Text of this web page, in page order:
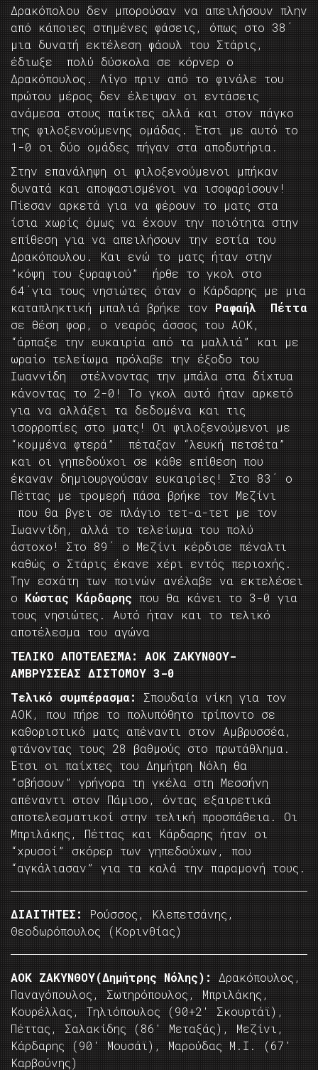
Δρακόπολου δεν μπορούσαν να απειλήσουν πλην
από κάποιες στημένες φάσεις, όπως στο 38΄
μια δυνατή εκτέλεση φάουλ του Στάρις,
έδιωξε πολύ δύσκολα σε κόρνερ ο
Δρακόπουλος. Λίγο πριν από το φινάλε του
πρώτου μέρος δεν έλειψαν οι εντάσεις
ανάμεσα στους παίκτες αλλά και στον πάγκο
της φιλοξενούμενης ομάδας. Έτσι με αυτό το
1-0 οι δύο ομάδες πήγαν στα αποδυτήρια.
Στην επανάληψη οι φιλοξενούμενοι μπήκαν
δυνατά και αποφασισμένοι να ισοφαρίσουν!
Πίεσαν αρκετά για να φέρουν το ματς στα
ίσια χωρίς όμως να έχουν την ποιότητα στην
επίθεση για να απειλήσουν την εστία του
Δρακόπουλου. Και ενώ το ματς ήταν στην
“κόψη του ξυραφιού” ήρθε το γκολ στο
64΄για τους νησιώτες όταν ο Κάρδαρης με μια
καταπληκτική μπαλιά βρήκε τον Ραφαήλ Πέττα
σε θέση φορ, ο νεαρός άσσος του ΑΟΚ,
“άρπαξε την ευκαιρία από τα μαλλιά” και με
ωραίο τελείωμα πρόλαβε την έξοδο του
Ιωαννίδη στέλνοντας την μπάλα στα δίχτυα
κάνοντας το 2-0! Το γκολ αυτό ήταν αρκετό
για να αλλάξει τα δεδομένα και τις
ισορροπίες στο ματς! Οι φιλοξενούμενοι με
“κομμένα φτερά” πέταξαν “λευκή πετσέτα”
και οι γηπεδούχοι σε κάθε επίθεση που
έκαναν δημιουργούσαν ευκαιρίες! Στο 83΄ ο
Πέττας με τρομερή πάσα βρήκε τον Μεζίνι
που θα βγει σε πλάγιο τετ-α-τετ με τον
Ιωαννίδη, αλλά το τελείωμα του πολύ
άστοχο! Στο 89΄ ο Μεζίνι κέρδισε πέναλτι
καθώς ο Στάρις έκανε χέρι εντός περιοχής.
Την εσχάτη των ποινών ανέλαβε να εκτελέσει
ο Κώστας Κάρδαρης που θα κάνει το 3-0 για
τους νησιώτες. Αυτό ήταν και το τελικό
αποτέλεσμα του αγώνα
ΤΕΛΙΚΟ ΑΠΟΤΕΛΕΣΜΑ: ΑΟΚ ΖΑΚΥΝΘΟΥ-
ΑΜΒΡΥΣΣΕΑΣ ΔΙΣΤΟΜΟΥ 3-0
Τελικό συμπέρασμα:
Σπουδαία νίκη για τον
ΑΟΚ, που πήρε το πολυπόθητο τρίποντο σε
καθοριστικό ματς απέναντι στον Αμβρυσσέα,
φτάνοντας τους 28 βαθμούς στο πρωτάθλημα.
Έτσι οι παίχτες του Δημήτρη Νόλη θα
“σβήσουν” γρήγορα τη γκέλα στη Μεσσήνη
απέναντι στον Πάμισο, όντας εξαιρετικά
αποτελεσματικοί στην τελική προσπάθεια. Οι
Μπριλάκης, Πέττας και Κάρδαρης ήταν οι
“χρυσοί” σκόρερ των γηπεδούχων, που
“αγκάλιασαν” για τα καλά την παραμονή τους.
ΔΙΑΙΤΗΤΕΣ:
Ρούσσος, Κλεπετσάνης,
Θεοδωρόπουλος (Κορινθίας)
ΑΟΚ ΖΑΚΥΝΘΟΥ(Δημήτρης Νόλης):
Δρακόπουλος,
Παναγόπουλος, Σωτηρόπουλος, Μπριλάκης,
Κουρέλλας, Τηλιόπουλος (90+2′ Σκουρτάϊ),
Πέττας, Σαλακίδης (86′ Μεταξάς), Μεζίνι,
Κάρδαρης (90′ Μουσάϊ), Μαρούδας Μ.Ι. (67′
Καρβούνης)